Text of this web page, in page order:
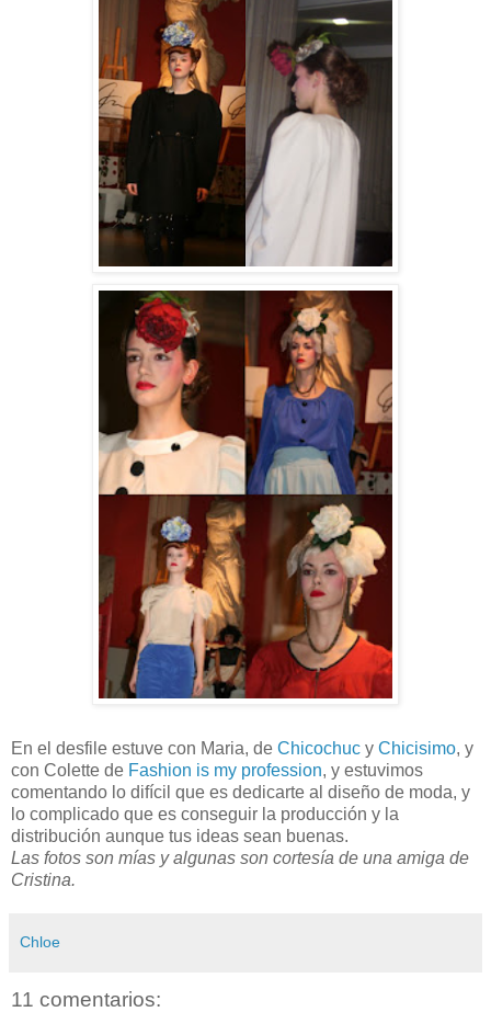
En el desfile estuve con Maria, de Chicochuc y Chicisimo, y
con Colette de Fashion is my profession, y estuvimos
comentando lo difícil que es dedicarte al diseño de moda, y
lo complicado que es conseguir la producción y la
distribución aunque tus ideas sean buenas.
Las fotos son mías y algunas son cortesía de una amiga de
Cristina.
Chloe
11 comentarios: